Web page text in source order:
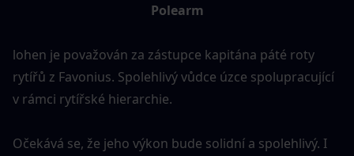
Polearm
lohen je považován za zástupce kapitána páté roty
rytířů z Favonius. Spolehlivý vůdce úzce spolupracující
v rámci rytířské hierarchie.
Očekává se, že jeho výkon bude solidní a spolehlivý. I